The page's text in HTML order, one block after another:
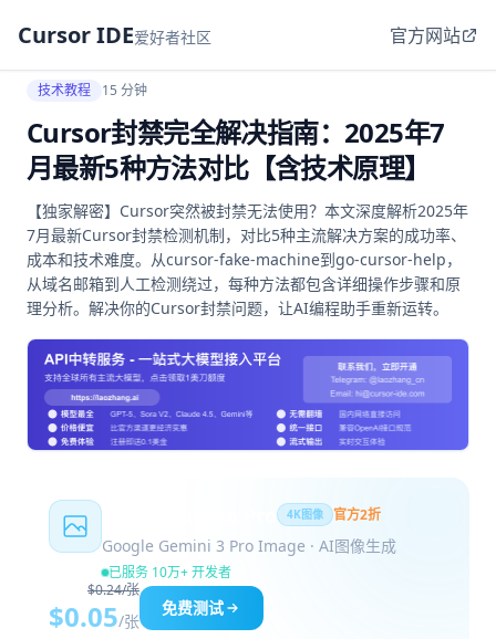
Cursor IDE爱好者社区 官方网站
技术教程 15 分钟
Cursor封禁完全解决指南：2025年7
月最新5种方法对比【含技术原理】
【独家解密】Cursor突然被封禁无法使用？本文深度解析2025年
7月最新Cursor封禁检测机制，对比5种主流解决方案的成功率、
成本和技术难度。从cursor-fake-machine到go-cursor-help，
从域名邮箱到人工检测绕过，每种方法都包含详细操作步骤和原
理分析。解决你的Cursor封禁问题，让AI编程助手重新运转。
4K图像 官方2折
Google Gemini 3 Pro Image · AI图像生成
已服务 10万+ 开发者
$0.24/张
$0.05/张
免费测试